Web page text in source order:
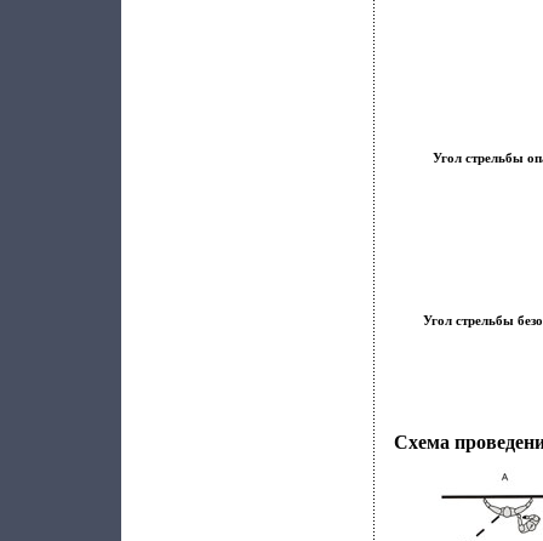
Угол стрельбы
Угол стрельбы
Схема